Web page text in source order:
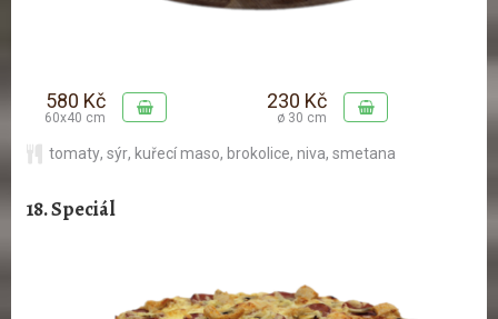
580 Kč
60x40 cm
230 Kč
ø 30 cm
tomaty, sýr, kuřecí maso, brokolice, niva, smetana
18. Speciál